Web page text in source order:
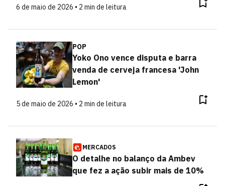
6 de maio de 2026 • 2 min de leitura
POP
Yoko Ono vence disputa e barra
venda de cerveja francesa 'John
Lemon'
5 de maio de 2026 • 2 min de leitura
MERCADOS
O detalhe no balanço da Ambev
que fez a ação subir mais de 10%